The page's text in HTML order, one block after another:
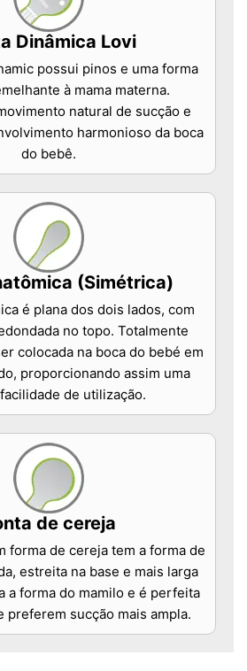
Dinâmica Lovi
possui pinos e uma forma
à mama materna.
natural de sucção e
harmonioso da boca
do bebê.
(Simétrica)
é plana dos dois lados, com
no topo. Totalmente
colocada na boca do bebé em
proporcionando assim uma
de utilização.
de cereja
forma de cereja tem a forma de
estreita na base e mais larga
a forma do mamilo e é perfeita
preferem sucção mais ampla.